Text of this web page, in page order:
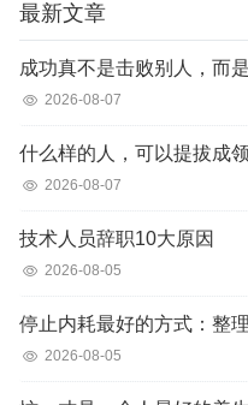
最新文章
成功真不是击败别人，而
2026-08-07
什么样的人，可以提拔成
2026-08-07
技术人员辞职10大原因
2026-08-05
停止内耗最好的方式：整
2026-08-05